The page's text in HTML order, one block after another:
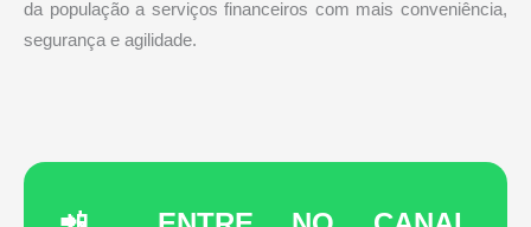
da população a serviços financeiros com mais conveniência,
segurança e agilidade.